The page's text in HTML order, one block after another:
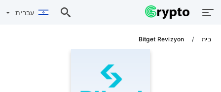
עברית
בית Bitget Revizyon